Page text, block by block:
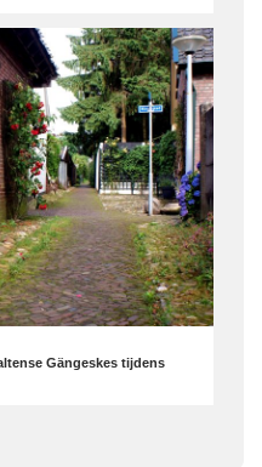
Gängeskes tijdens